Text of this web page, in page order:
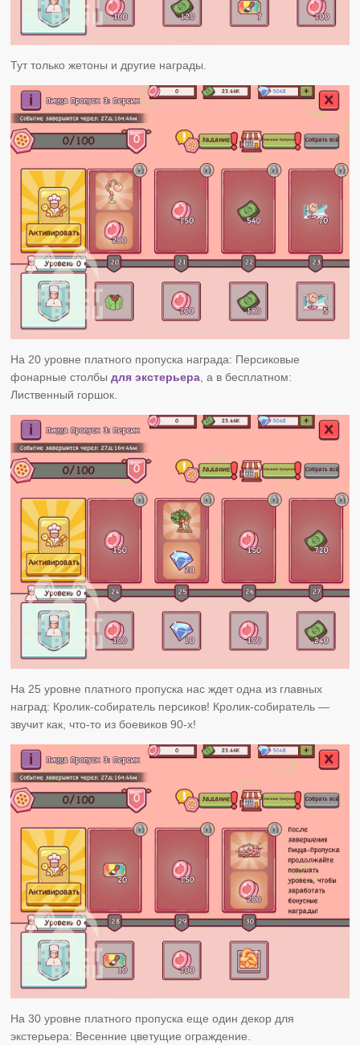
Тут только жетоны и другие награды.
На 20 уровне платного пропуска награда: Персиковые
фонарные столбыдля экстерьера , а в бесплатном:
Лиственный горшок.
На 25 уровне платного пропуска нас ждет одна из главных
наград: Кролик-собиратель персиков! Кролик-собиратель —
звучит как, что-то из боевиков 90-х!
На 30 уровне платного пропуска еще один декор для
экстерьера: Весенние цветущие ограждение.